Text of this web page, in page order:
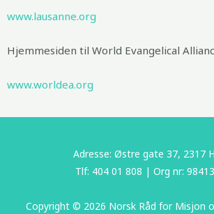
www.lausanne.org
Hjemmesiden til World Evangelical
www.worldea.org
Adresse: Østre gate 37, 2317
Tlf: 404 01 808 | Org nr:
Copyright © 2026 Norsk Råd for Misjon